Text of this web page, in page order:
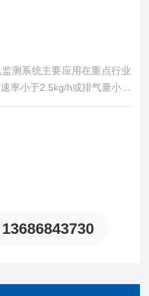
测系统主要应用在重点行业
率小于2.5kg/h或排气量小于
、工厂车间。采用光离子化
13686843730